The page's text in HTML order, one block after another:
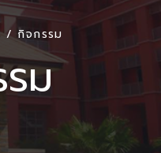
/ กิจกรรม
ม